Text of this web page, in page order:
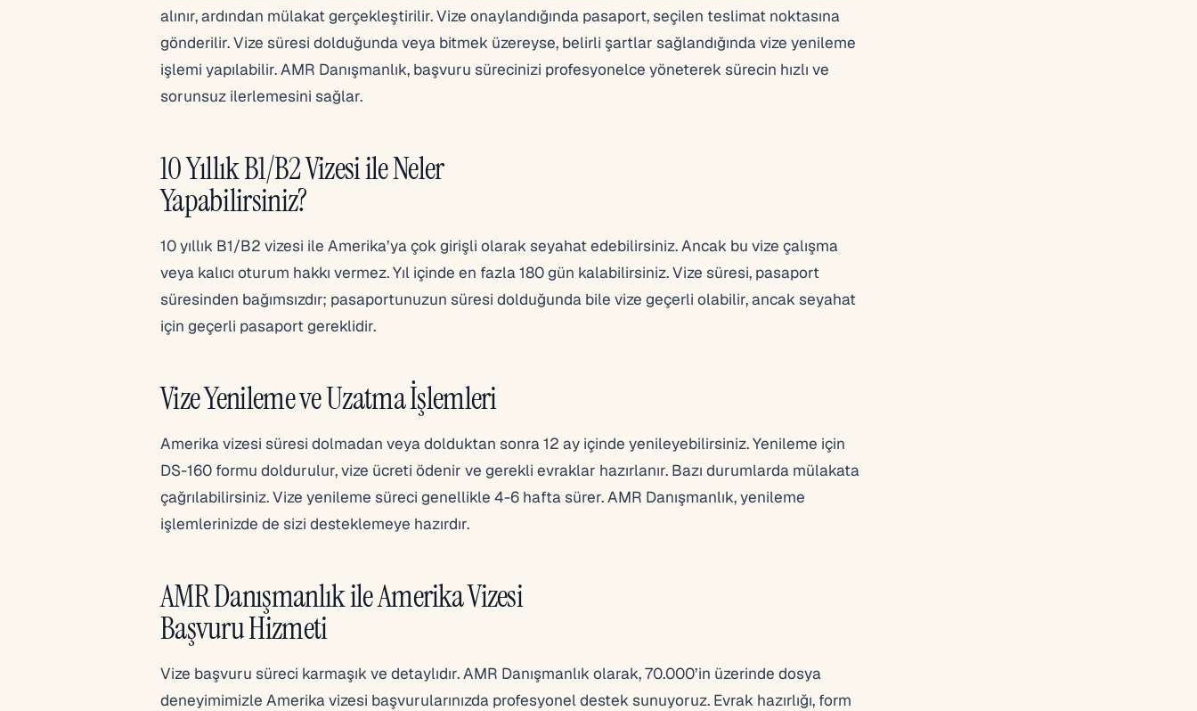
alınır, ardından mülakat gerçekleştirilir. Vize onaylandığında pasaport, seçilen teslimat noktasına
gönderilir. Vize süresi dolduğunda veya bitmek üzereyse, belirli şartlar sağlandığında vize yenileme
işlemi yapılabilir. AMR Danışmanlık, başvuru sürecinizi profesyonelce yöneterek sürecin hızlı ve
sorunsuz ilerlemesini sağlar.
10 Yıllık B1/B2 Vizesi ile Neler
Yapabilirsiniz?
10 yıllık B1/B2 vizesi ile Amerika’ya çok girişli olarak seyahat edebilirsiniz. Ancak bu vize çalışma
veya kalıcı oturum hakkı vermez. Yıl içinde en fazla 180 gün kalabilirsiniz. Vize süresi, pasaport
süresinden bağımsızdır; pasaportunuzun süresi dolduğunda bile vize geçerli olabilir, ancak seyahat
için geçerli pasaport gereklidir.
Vize Yenileme ve Uzatma İşlemleri
Amerika vizesi süresi dolmadan veya dolduktan sonra 12 ay içinde yenileyebilirsiniz. Yenileme için
DS-160 formu doldurulur, vize ücreti ödenir ve gerekli evraklar hazırlanır. Bazı durumlarda mülakata
çağrılabilirsiniz. Vize yenileme süreci genellikle 4-6 hafta sürer. AMR Danışmanlık, yenileme
işlemlerinizde de sizi desteklemeye hazırdır.
AMR Danışmanlık ile Amerika Vizesi
Başvuru Hizmeti
Vize başvuru süreci karmaşık ve detaylıdır. AMR Danışmanlık olarak, 70.000’in üzerinde dosya
deneyimimizle Amerika vizesi başvurularınızda profesyonel destek sunuyoruz. Evrak hazırlığı, form